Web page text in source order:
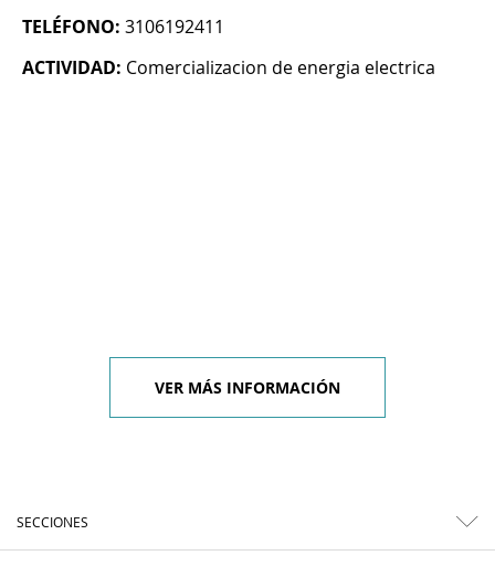
TELÉFONO: 3106192411
ACTIVIDAD: Comercializacion de energia electrica
VER MÁS INFORMACIÓN
SECCIONES